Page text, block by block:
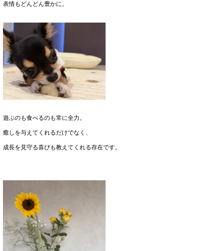
表情もどんどん豊かに。
遊ぶのも食べるのも常に全力。
癒しを与えてくれるだけでなく、
成長を見守る喜びも教えてくれる存在です。